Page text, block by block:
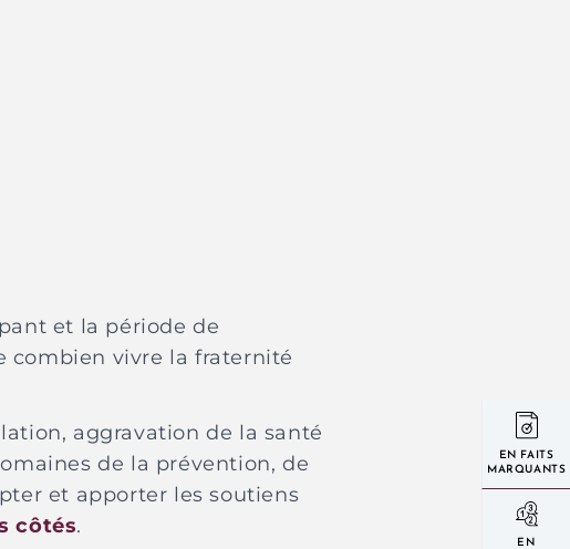
et la période de
combien vivre la fraternité
aggravation de la santé
de la prévention, de
et apporter les soutiens
côtés.
EN FAITS
MARQUANTS
EN